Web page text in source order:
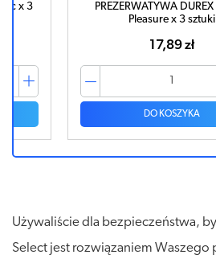
x 3
PREZERWATYWA
Pleasure x 3 sztuki
17,89 zł
DO KOSZYKA
Używaliście dla bezpieczeństwa,
Select jest rozwiązaniem